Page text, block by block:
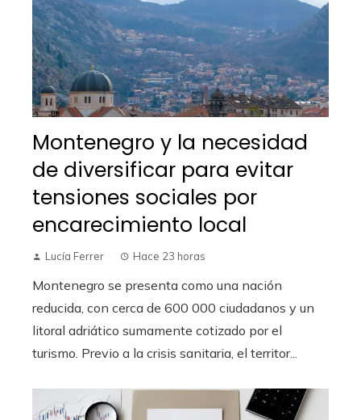
Montenegro y la necesidad
de diversificar para evitar
tensiones sociales por
encarecimiento local
Lucía Ferrer Hace 23 horas
Montenegro se presenta como una nación
reducida, con cerca de 600 000 ciudadanos y un
litoral adriático sumamente cotizado por el
turismo. Previo a la crisis sanitaria, el territor...